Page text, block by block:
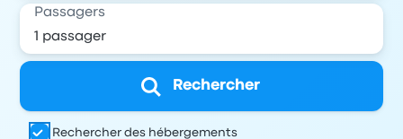
Passagers
Rechercher
Rechercher des hébergements